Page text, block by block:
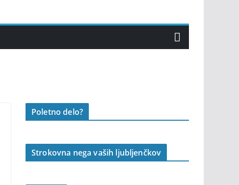
Poletno delo?
Strokovna nega vaših ljubljenčkov